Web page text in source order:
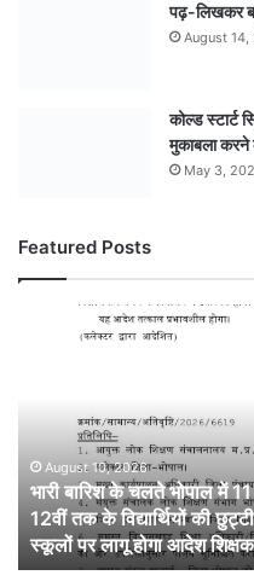
पढ़-लिखकर
August 14,
कोल्ड स्टार्ट
मुकाबला करने
May 3,
Featured Posts
11
अगस्त
को
सभी
स्कूल
August 10, 2026
भारी बारिश के चलते भोपाल में
12वीं तक के विद्यार्थियों की
स्कूलों पर लागू होगा आदेश